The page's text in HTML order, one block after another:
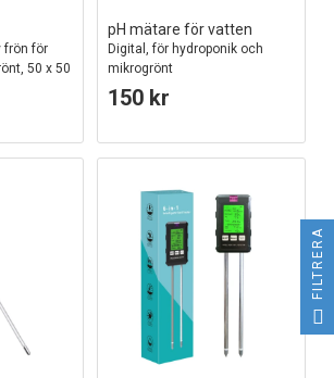
frön för
50 x 50
pH mätare för vatten
Digital, för hydroponik och
mikrogrönt
150 kr
FILTRERA